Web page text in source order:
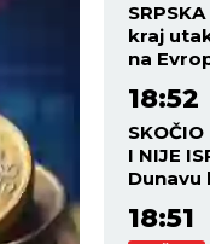
kraj
na
18:52
SKOČIO
I NIJE
Dunavu
18:51